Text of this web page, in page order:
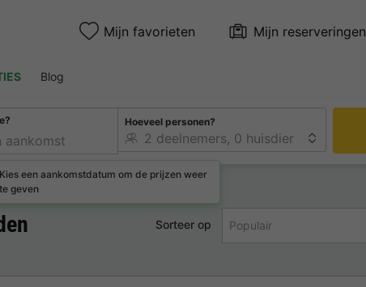
Mijn favorieten Mijn reserveringen
Blog
Kies een aankomstdatum om de prijzen weer
te geven
Hoeveel personen?
Sorteer op Populair